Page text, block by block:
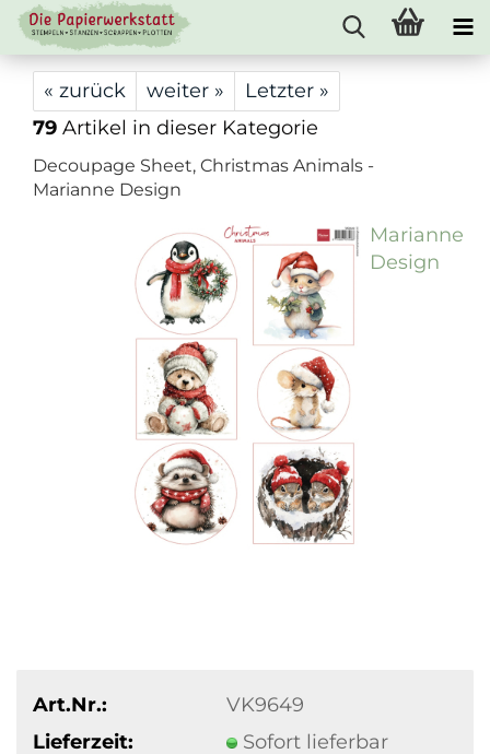
« zurück weiter »
Letzter »
79 Artikel in dieser Kategorie
Decoupage Sheet, Christmas Animals -
Marianne Design
Marianne
Design
Art.Nr.:
VK9649
Lieferzeit:
Sofort lieferbar